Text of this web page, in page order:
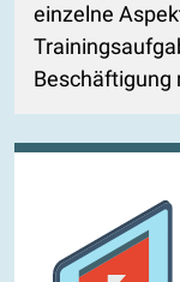
einzelne
Beschäftigung